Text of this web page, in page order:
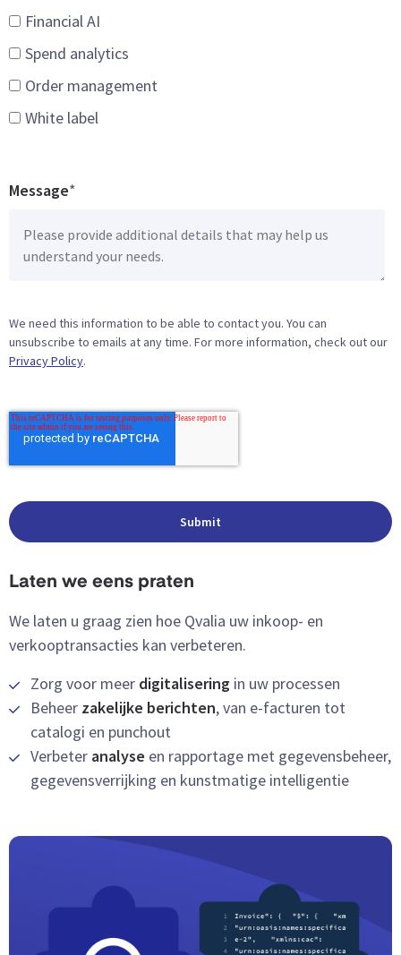
Financial AI
Spend analytics
Order management
White label
Message*
We need this information to be able to contact you. You can
unsubscribe to emails at any time. For more information, check out our
Privacy Policy.
Laten we eens praten
We laten u graag zien hoe Qvalia uw inkoop- en
verkooptransacties kan verbeteren.
Zorg voor meer digitalisering in uw processen
Beheer zakelijke berichten, van e-facturen tot
catalogi en punchout
Verbeter analyse en rapportage met gegevensbeheer,
gegevensverrijking en kunstmatige intelligentie